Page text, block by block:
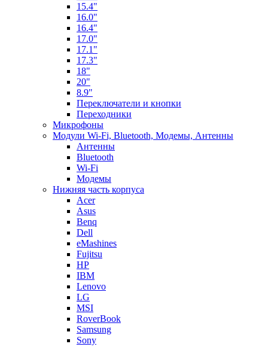
15.4"
16.0"
16.4"
17.0"
17.1"
17.3"
18"
20"
8.9"
Переключатели и кнопки
Переходники
Микрофоны
Модули Wi-Fi, Bluetooth, Модемы, Антенны
Aнтенны
Bluetooth
Wi-Fi
Модемы
Нижняя часть корпуса
Acer
Asus
Benq
Dell
eMashines
Fujitsu
HP
IBM
Lenovo
LG
MSI
RoverBook
Samsung
Sony